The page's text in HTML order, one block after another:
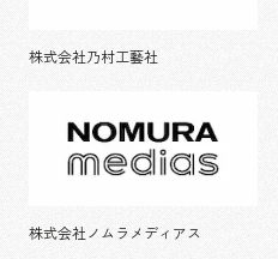
株式会社乃村工藝社
株式会社ノムラメディアス